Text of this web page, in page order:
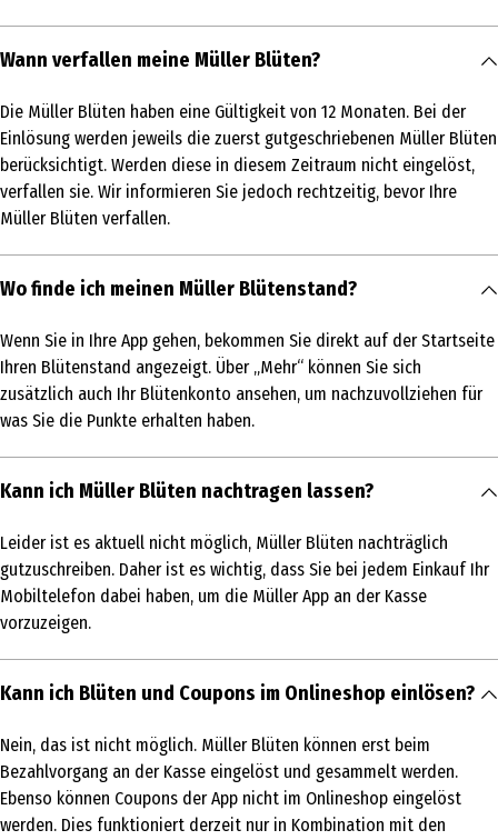
Wann verfallen meine Müller Blüten?
Die Müller Blüten haben eine Gültigkeit von 12 Monaten. Bei der
Einlösung werden jeweils die zuerst gutgeschriebenen Müller Blüten
berücksichtigt. Werden diese in diesem Zeitraum nicht eingelöst,
verfallen sie. Wir informieren Sie jedoch rechtzeitig, bevor Ihre
Müller Blüten verfallen.
Wo finde ich meinen Müller Blütenstand?
Wenn Sie in Ihre App gehen, bekommen Sie direkt auf der Startseite
Ihren Blütenstand angezeigt. Über „Mehr“ können Sie sich
zusätzlich auch Ihr Blütenkonto ansehen, um nachzuvollziehen für
was Sie die Punkte erhalten haben.
Kann ich Müller Blüten nachtragen lassen?
Leider ist es aktuell nicht möglich, Müller Blüten nachträglich
gutzuschreiben. Daher ist es wichtig, dass Sie bei jedem Einkauf Ihr
Mobiltelefon dabei haben, um die Müller App an der Kasse
vorzuzeigen.
Kann ich Blüten und Coupons im Onlineshop einlösen?
Nein, das ist nicht möglich. Müller Blüten können erst beim
Bezahlvorgang an der Kasse eingelöst und gesammelt werden.
Ebenso können Coupons der App nicht im Onlineshop eingelöst
werden. Dies funktioniert derzeit nur in Kombination mit den